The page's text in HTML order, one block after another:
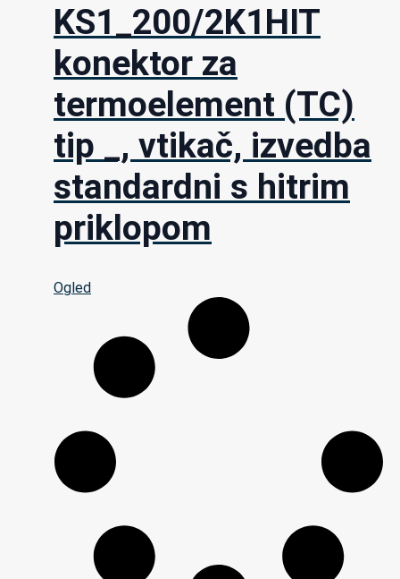
KS1_200/2K1HIT
konektor za
termoelement (TC)
tip _, vtikač, izvedba
standardni s hitrim
priklopom
Ogled